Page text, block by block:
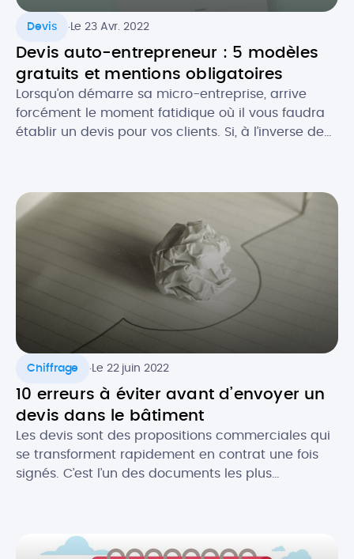
Devis .Le 23 Avr. 2022
Devis auto-entrepreneur : 5 modèles
gratuits et mentions obligatoires
Lorsqu’on démarre sa micro-entreprise, arrive
forcément le moment fatidique où il vous faudra
établir un devis pour vos clients. Si, à l’inverse de
devis en tant que micro-entrepreneur ? Que doit-
il contenir au niveau […]
Chiffrage .Le 22 juin 2022
10 erreurs à éviter avant d’envoyer un
devis dans le bâtiment
Les devis sont des propositions commerciales qui
se transforment rapidement en contrat une fois
signés. C’est l’un des documents les plus
un prospect. Il est donc crucial de ne pas […]